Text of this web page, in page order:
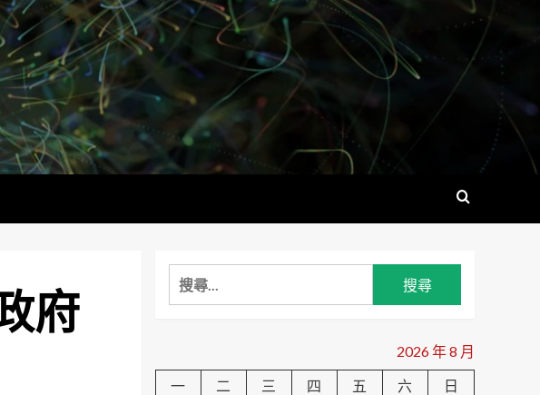
府
搜
尋
字:
2026 年 8 月
一
二 三 四 五 六
日